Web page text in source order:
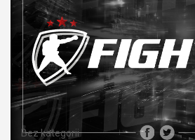
Bez kategorii